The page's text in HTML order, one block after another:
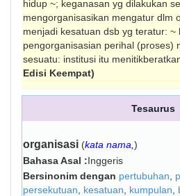
hidup ~; keganasan yg dilakukan
mengorganisasikan mengatur dlm
menjadi kesatuan dsb yg ter­atur: ~
pengorganisasian perihal (proses)
sesuatu: institusi itu
Edisi Keempat)
Tesaurus
organisasi (kata nama, )
Bahasa Asal :Inggeris
Bersinonim dengan pertubuhan
persekutuan
kesatuan kumpulan